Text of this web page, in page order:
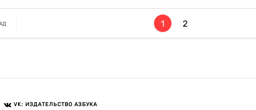
1 2
VK: ИЗДАТЕЛЬСТВО АЗБУКА